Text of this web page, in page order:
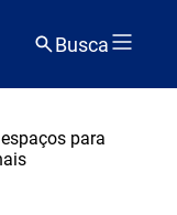
Busca
para